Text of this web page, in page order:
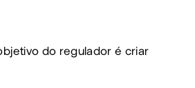
do regulador é criar